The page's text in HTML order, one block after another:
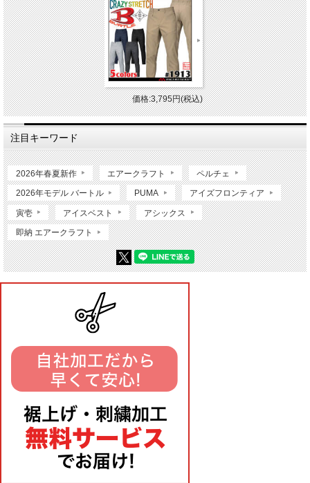
価格:3,795円(税込)
注目キーワード
2026年春夏新作 エアークラフト ペルチェ
2026年モデル バートル PUMA アイズフロンティア
寅壱 アイスベスト アシックス
即納 エアークラフト